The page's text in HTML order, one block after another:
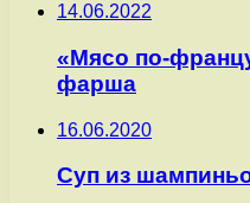
14.06.2022
«Мясо по-
фарша
16.06.2020
Суп из